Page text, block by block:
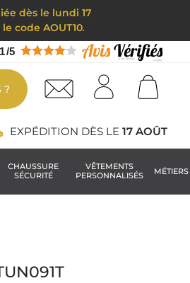
dès le lundi 17
le code AOUT10.
/5
?
EXPÉDITION DÈS LE 17 AOÛT
CHAUSSURE
SÉCURITÉ
VÊTEMENTS
PERSONNALISÉS
MÉTIERS